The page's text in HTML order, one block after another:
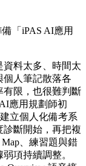
「iPAS AI應用
料太多、時間太
個人筆記散落各
有限，也很難判斷
應用規劃師初
立個人化備考系
斷開始，再把複
、練習題與錯
項持續調整。